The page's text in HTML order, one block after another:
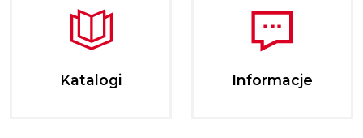
Katalogi Informacje